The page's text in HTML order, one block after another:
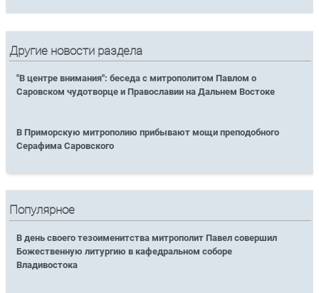
Другие новости раздела
"В центре внимания": беседа с митрополитом Павлом о
Саровском чудотворце и Православии на Дальнем Востоке
В Приморскую митрополию прибывают мощи преподобного
Серафима Саровского
Популярное
В день своего тезоименитства митрополит Павел совершил
Божественную литургию в кафедральном соборе
Владивостока